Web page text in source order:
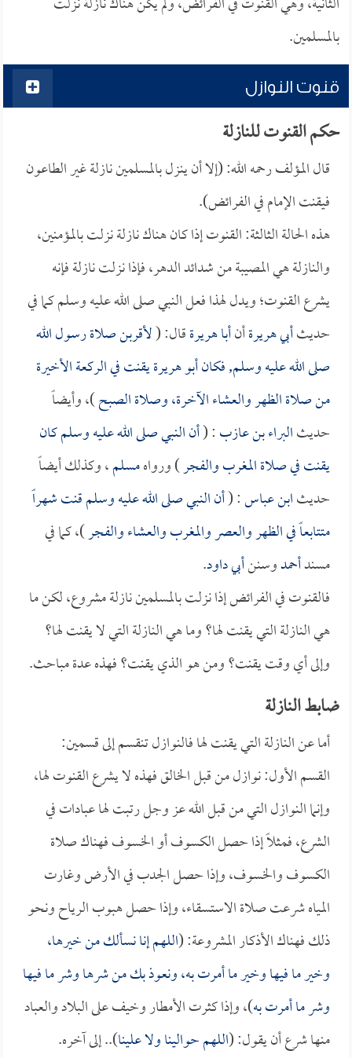
بالمسلمين.
قنوت النوازل
حكم القنوت للنازلة
قال المؤلف رحمه الله: (إلا أن ينزل بالمسلمين نازلة غير الطاعون
فيقنت الإمام في الفرائض).
هذه الحالة الثالثة: القنوت إذا كان هناك نازلة نزلت بالمؤمنين،
والنازلة هي المصيبة من شدائد الدهر، فإذا نزلت نازلة فإنه
يشرع القنوت؛ ويدل لهذا فعل النبي صلى الله عليه وسلم كما في
حديثأبي هريرةأنأبا هريرةقال: (لأقربن صلاة رسول الله
صلى الله عليه وسلم, فكانأبو هريرةيقنت في الركعة الأخيرة
من صلاة الظهر والعشاء الآخرة، وصلاة الصبح)، وأيضاً
حديثالبراء بن عازب: (أن النبي صلى الله عليه وسلم كان
يقنت في صلاة المغرب والفجر) ورواهمسلم، وكذلك أيضاً
حديثابن عباس: (أن النبي صلى الله عليه وسلم قنت شهراً
متتابعاً في الظهر والعصر والمغرب والعشاء والفجر)، كما في
مسندأحمدوسننأبي داود.
فالقنوت في الفرائض إذا نزلت بالمسلمين نازلة مشروع، لكن ما
هي النازلة التي يقنت لها؟ وما هي النازلة التي لا يقنت لها؟
وإلى أي وقت يقنت؟ ومن هو الذي يقنت؟ فهذه عدة مباحث.
ضابط النازلة
أما عن النازلة التي يقنت لها فالنوازل تنقسم إلى قسمين:
القسم الأول: نوازل من قبل الخالق فهذه لا يشرع القنوت لها،
وإنما النوازل التي من قبل الله عز وجل رتبت لها عبادات في
الشرع، فمثلاً إذا حصل الكسوف أو الخسوف فهناك صلاة
الكسوف والخسوف، وإذا حصل الجدب في الأرض وغارت
المياه شرعت صلاة الاستسقاء، وإذا حصل هبوب الرياح ونحو
ذلك فهناك الأذكار المشروعة: (اللهم إنا نسألك من خيرها،
وخير ما فيها وخير ما أمرت به، ونعوذ بك من شرها وشر ما فيها
وشر ما أمرت به)، وإذا كثرت الأمطار وخيف على البلاد والعباد
منها شرع أن يقول: (اللهم حوالينا ولا علينا).. إلى آخره.